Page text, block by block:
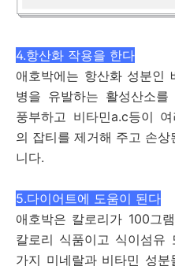
4.항산화 작용을 한다
애호박에는 항산화 성분인
병을 유발하는 활성산소를
풍부하고 비타민a.c등이
의 잡티를 제거해 주고 손
니다.
5.다이어트에 도움이 된다
애호박은 칼로리가 100그
칼로리 식품이고 식이섬유
가지 미네랄과 비타민 성